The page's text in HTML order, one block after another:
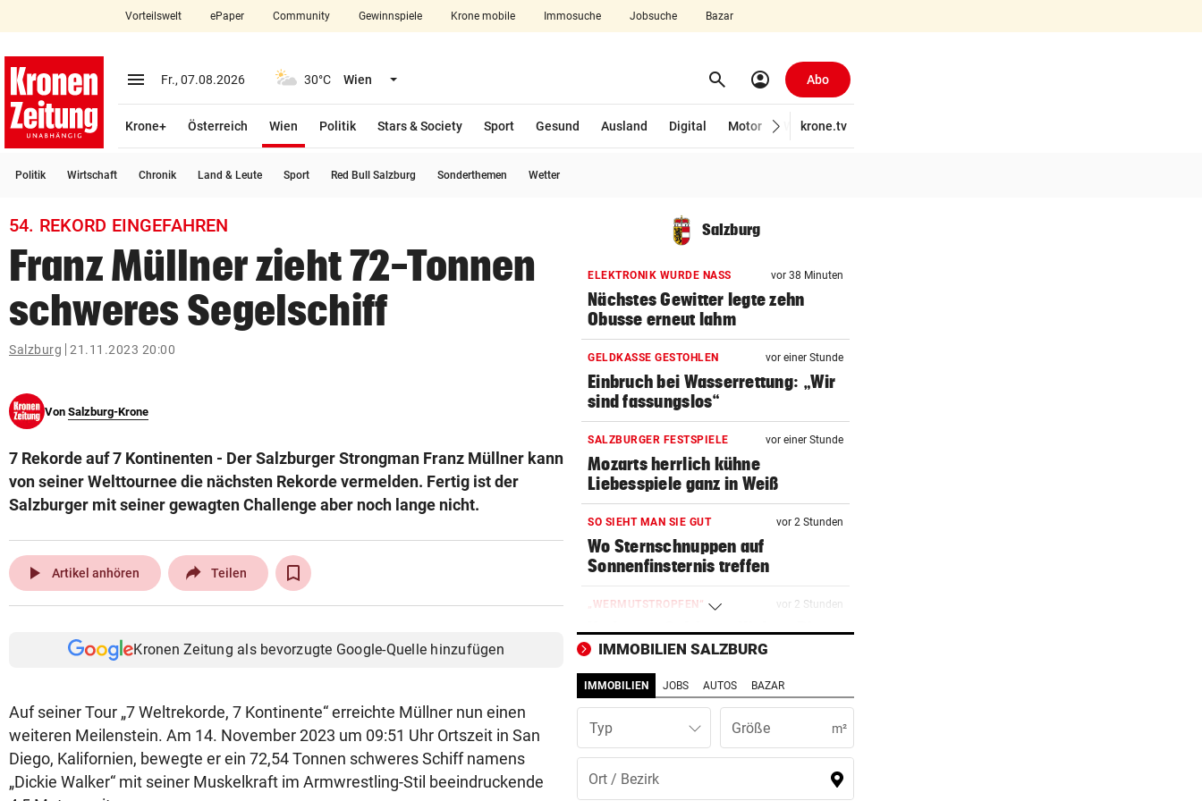
closeSchließen
account_circle Anmelden
arrow_right
bookmark
search
Suchbegriff
eingeben
© Krone Multimedia GmbH & Co KG 2026
Vorteilswelt ePaper Community Gewinnspiele Krone mobile Immosuche Jobsuche Bazar
menu Menü aufklappen
Fr., 07.08.2026 30°C Wien Menü aufklappen search Suchen
account_circle Abo
Krone+ Österreich Wien
Politik
Stars & Society Sport Gesund Ausland Digital Motor Wirtschaft
krone.tv
Politik Wirtschaft Chronik Land & Leute Sport Red Bull Salzburg Sonderthemen Wetter
54. REKORD EINGEFAHREN
Franz Müllner zieht 72-Tonnen
schweres Segelschiff
Salzburg 21.11.2023 20:00
Von Salzburg-Krone
7 Rekorde auf 7 Kontinenten - Der Salzburger Strongman Franz Müllner kann
von seiner Welttournee die nächsten Rekorde vermelden. Fertig ist der
Salzburger mit seiner gewagten Challenge aber noch lange nicht.
play_arrow Artikel anhören Teilen
Kronen Zeitung als bevorzugte Google-Quelle hinzufügen
Auf seiner Tour „7 Weltrekorde, 7 Kontinente“ erreichte Müllner nun einen
weiteren Meilenstein. Am 14. November 2023 um 09:51 Uhr Ortszeit in San
Diego, Kalifornien, bewegte er ein 72,54 Tonnen schweres Schiff namens
„Dickie Walker“ mit seiner Muskelkraft im Armwrestling-Stil beeindruckende
Salzburg
ELEKTRONIK WURDE NASS vor 38 Minuten
Nächstes Gewitter legte zehn
Obusse erneut lahm
GELDKASSE GESTOHLEN vor einer Stunde
Einbruch bei Wasserrettung: „Wir
sind fassungslos“
SALZBURGER FESTSPIELE vor einer Stunde
Mozarts herrlich kühne
Liebesspiele ganz in Weiß
SO SIEHT MAN SIE GUT vor 2 Stunden
Wo Sternschnuppen auf
Sonnenfinsternis treffen
„WERMUTSTROPFEN“ vor 2 Stunden
Verletzter Salzburg-Kicker: Die
Diagnose ist da!
SCHWIMM-EM IN PARIS vor 3 Stunden
Halbfinal-Aus für Luca Karl im
K.o.-Sprintbewerb
vor 4 Stunden
Premieren-Regen statt Reigen bei
IMMOBILIEN SALZBURG
IMMOBILIEN JOBS AUTOS BAZAR
Typ m²